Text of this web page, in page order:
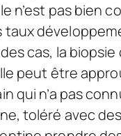
n’est pas bien
cas, la
peut être
qui n’a pas
toléré avec